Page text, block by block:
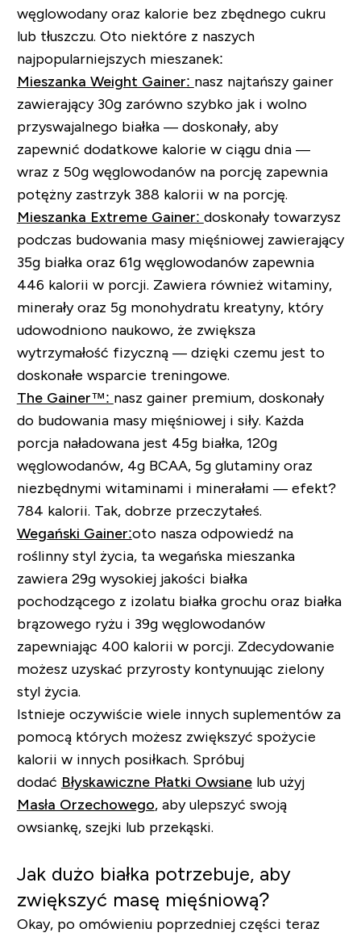
węglowodany oraz kalorie bez zbędnego cukru
lub tłuszczu. Oto niektóre z naszych
najpopularniejszych mieszanek:
Mieszanka Weight Gainer: nasz najtańszy gainer
zawierający 30g zarówno szybko jak i wolno
przyswajalnego białka — doskonały, aby
zapewnić dodatkowe kalorie w ciągu dnia —
wraz z 50g węglowodanów na porcję zapewnia
potężny zastrzyk 388 kalorii w na porcję.
Mieszanka Extreme Gainer: doskonały towarzysz
podczas budowania masy mięśniowej zawierający
35g białka oraz 61g węglowodanów zapewnia
446 kalorii w porcji. Zawiera również witaminy,
minerały oraz 5g monohydratu kreatyny, który
udowodniono naukowo, że zwiększa
wytrzymałość fizyczną — dzięki czemu jest to
doskonałe wsparcie treningowe.
The Gainer™: nasz gainer premium, doskonały
do budowania masy mięśniowej i siły. Każda
porcja naładowana jest 45g białka, 120g
węglowodanów, 4g BCAA, 5g glutaminy oraz
niezbędnymi witaminami i minerałami — efekt?
784 kalorii. Tak, dobrze przeczytałeś.
Wegański Gainer:oto nasza odpowiedź na
roślinny styl życia, ta wegańska mieszanka
zawiera 29g wysokiej jakości białka
pochodzącego z izolatu białka grochu oraz białka
brązowego ryżu i 39g węglowodanów
zapewniając 400 kalorii w porcji. Zdecydowanie
możesz uzyskać przyrosty kontynuując zielony
styl życia.
Istnieje oczywiście wiele innych suplementów za
pomocą których możesz zwiększyć spożycie
kalorii w innych posiłkach. Spróbuj
dodać Błyskawiczne Płatki Owsianelub użyj
Masła Orzechowego, aby ulepszyć swoją
owsiankę, szejki lub przekąski.
Jak dużo białka potrzebuje, aby
zwiększyć masę mięśniową?
Okay, po omówieniu poprzedniej części teraz